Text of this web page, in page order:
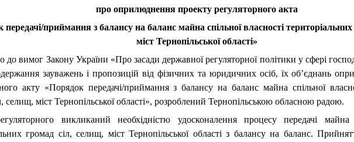
про оприлюднення проекту регуляторного акта
передачі/приймання з балансу на баланс майна спільної власності
міст Тернопільської області»
до вимог Закону України «Про засади державної регуляторної політики у сфері
зауважень і пропозицій від фізичних та юридичних осіб, їх об’єднань
акту «Порядок передачі/приймання з балансу на баланс майна спільної
селищ, міст Тернопільської області», розроблений Тернопільською обласною радою.
викликаний необхідністю удосконалення процесу передачі майна
громад сіл, селищ, міст Тернопільської області з балансу на баланс.